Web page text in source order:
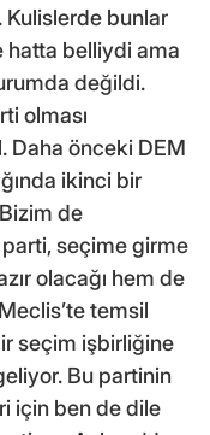
Kulislerde bunlar
hatta belliydi ama
değildi.
olması
Daha önceki DEM
ikinci bir
de
seçime girme
olacağı hem de
temsil
seçim işbirliğine
Bu partinin
için ben de dile